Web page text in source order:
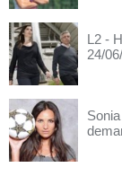
L2 -
24/